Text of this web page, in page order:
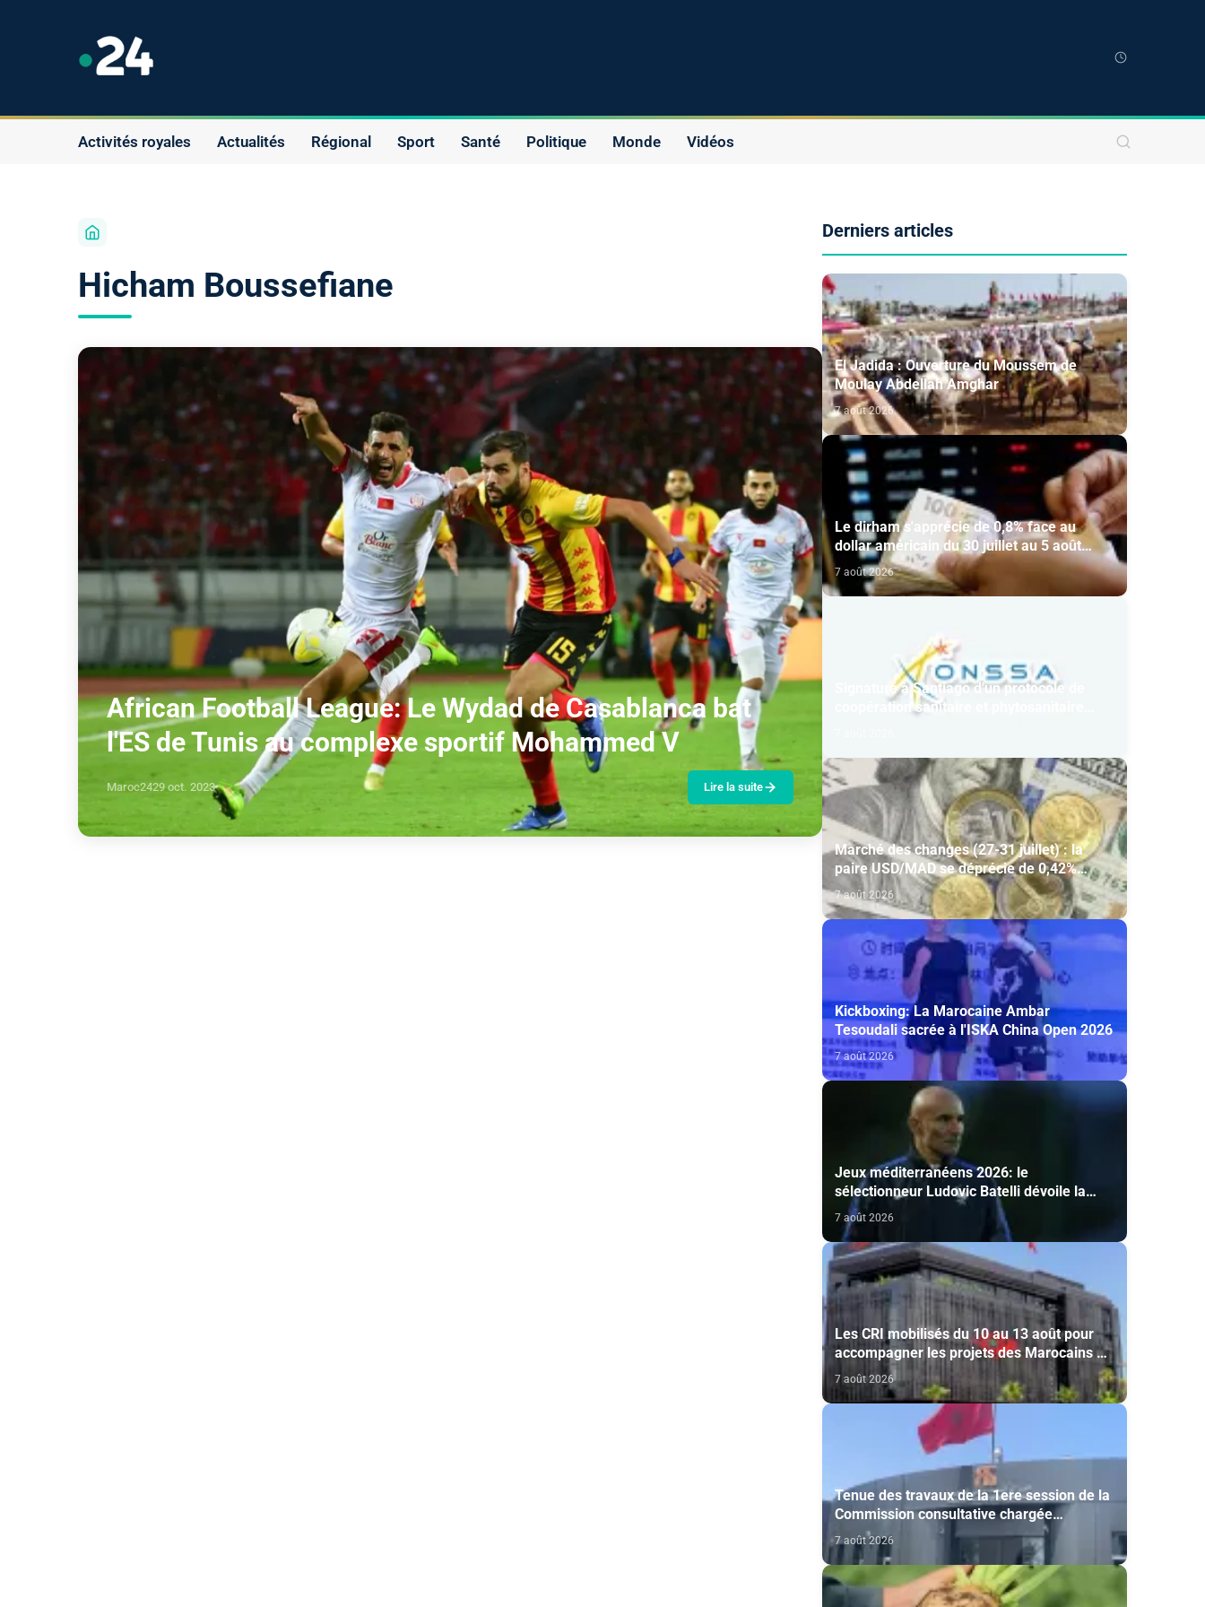
Activités royales Actualités Régional Sport Santé Politique Monde Vidéos
Hicham Boussefiane
African Football League: Le Wydad de Casablanca bat
l'ES de Tunis au complexe sportif Mohammed V
Maroc2429 oct. 2023 Lire la suite
Derniers articles
El Jadida : Ouverture du Moussem de
Moulay Abdellah Amghar
7 août 2026
Le dirham s'apprécie de 0,8% face au
dollar américain du 30 juillet au 5 août
(BAM)
7 août 2026
Signature à Santiago d'un protocole de
coopération sanitaire et phytosanitaire
Marché des changes (27-31 juillet) : la
paire USD/MAD se déprécie de 0,42%
(AGR)
7 août 2026
Kickboxing: La Marocaine Ambar
Tesoudali sacrée à l'ISKA China Open 2026
7 août 2026
Jeux méditerranéens 2026: le
sélectionneur Ludovic Batelli dévoile la
liste finale de l'équipe nationale U20
7 août 2026
Les CRI mobilisés du 10 au 13 août pour
accompagner les projets des Marocains du
Monde
7 août 2026
Tenue des travaux de la 1ere session de la
Commission consultative chargée
d’émettre un avis sur la délivrance de la
carte du professionnel du cinéma (CCM)
7 août 2026